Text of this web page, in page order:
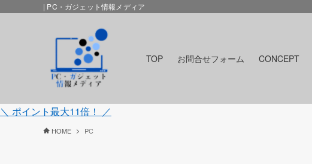
| PC・ガジェット情報メディア
TOP お問合せフォーム CONCEPT
＼ ポイント最大11倍！ ／
HOME PC